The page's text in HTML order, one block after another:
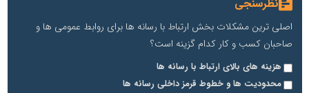
نظرسنجی
اصلی ترین مشکلات بخش ارتباط با رسانه ها برای روابط عمومی ها و
صاحبان کسب و کار کدام گزینه است؟
هزینه های بالای ارتباط با رسانه ها
محدودیت ها و خطوط قرمز داخلی رسانه ها